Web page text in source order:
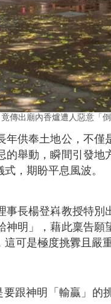
出廟內香爐遭人惡意「
供奉土地公，不
舉動，瞬間引發地
，期盼平息風波。
長楊登嵙教授特別
明」，藉此稟告
可是極度挑釁且嚴
跟神明「輸贏」的